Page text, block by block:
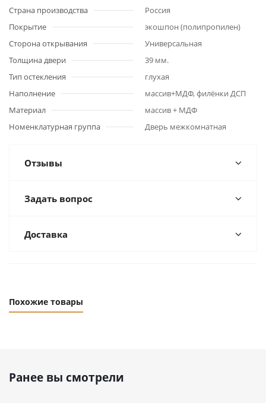
Страна производства
Россия
Покрытие
экошпон (полипропилен)
Сторона открывания
Универсальная
Толщина двери
39 мм.
Тип остекления
глухая
Наполнение
массив+МДФ, филёнки ДСП
Материал
массив + МДФ
Номенклатурная группа
Дверь межкомнатная
Отзывы
Задать вопрос
Доставка
Похожие товары
Ранее вы смотрели